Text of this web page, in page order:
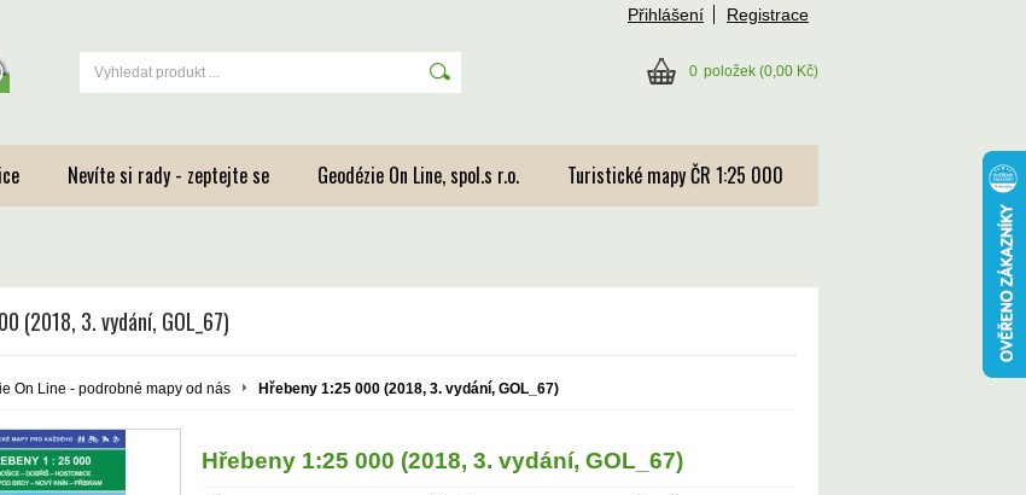
Přihlášení Registrace
0 položek (0,00 Kč)
Nevíte si rady - zeptejte se Geodézie On Line, spol.s r.o. Turistické mapy ČR 1:25 000
(2018, 3. vydání, GOL_67)
On Line - podrobné mapy od nás Hřebeny 1:25 000 (2018, 3. vydání, GOL_67)
Hřebeny 1:25 000 (2018, 3. vydání, GOL_67)